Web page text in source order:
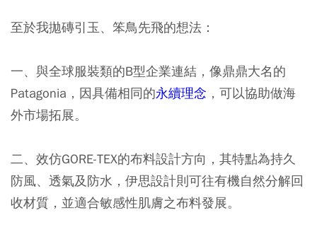
至於我拋磚引玉、笨鳥先飛的想法：
一、與全球服裝類的B型企業連結，像鼎鼎大名的
Patagonia，因具備相同的永續理念 ，可以協助做海
外市場拓展。
二、效仿GORE-TEX的布料設計方向，其特點為持久
防風、透氣及防水，伊思設計則可往有機自然分解回
收材質，並適合敏感性肌膚之布料發展。